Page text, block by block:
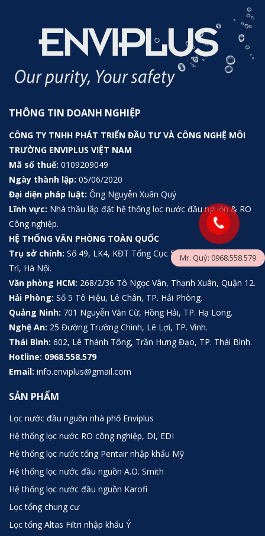
THÔNG TIN DOANH NGHIỆP
CÔNG TY TNHH PHÁT TRIỂN ĐẦU TƯ VÀ CÔNG NGHỆ MÔI
TRƯỜNG ENVIPLUS VIỆT NAM
Mã số thuế: 0109209049
Ngày thành lập: 05/06/2020
Đại diện pháp luật: Ông Nguyễn Xuân Quý
Lĩnh vực: Nhà thầu lắp đặt hệ thống lọc nước đầu nguồn & RO
Công nghiệp.
HỆ THỐNG VĂN PHÒNG TOÀN QUỐC
Trụ sở chính: Số 49, LK4, KĐT Tổng Cục 5, Tân Triều, Thanh
Trì, Hà Nội.
Văn phòng HCM: 268/2/36 Tô Ngọc Vân, Thạnh Xuân, Quận 12.
Hải Phòng: Số 5 Tô Hiệu, Lê Chân, TP. Hải Phòng.
Quảng Ninh: 701 Nguyễn Văn Cừ, Hồng Hải, TP. Hạ Long.
Nghệ An: 25 Đường Trường Chinh, Lê Lợi, TP. Vinh.
Thái Bình: 602, Lê Thánh Tông, Trần Hưng Đạo, TP. Thái Bình.
Hotline: 0968.558.579
Email: info.enviplus@gmail.com
SẢN PHẨM
Lọc nước đầu nguồn nhà phố Enviplus
Hệ thống lọc nước RO công nghiệp, DI, EDI
Hệ thống lọc nước tổng Pentair nhập khẩu Mỹ
Hệ thống lọc nước đầu nguồn A.O. Smith
Hệ thống lọc nước đầu nguồn Karofi
Lọc tổng chung cư
Lọc tổng Altas Filtri nhập khẩu Ý
Mr. Quý: 0968.558.579